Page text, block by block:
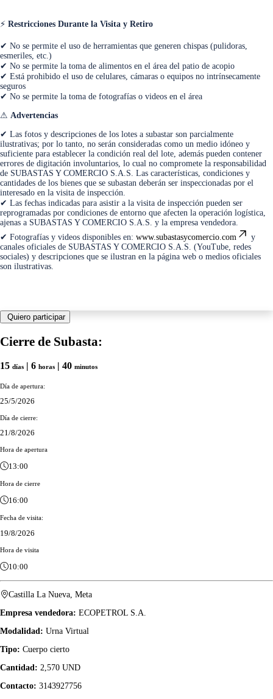
⚡ Restricciones Durante la Visita y Retiro
✔ No se permite el uso de herramientas que generen chispas (pulidoras,
esmeriles, etc.)
✔ No se permite la toma de alimentos en el área del patio de acopio
✔ Está prohibido el uso de celulares, cámaras o equipos no intrínsecamente
seguros
✔ No se permite la toma de fotografías o videos en el área
⚠ Advertencias
✔ Las fotos y descripciones de los lotes a subastar son parcialmente
ilustrativas; por lo tanto, no serán consideradas como un medio idóneo y
suficiente para establecer la condición real del lote, además pueden contener
errores de digitación involuntarios, lo cual no compromete la responsabilidad
de SUBASTAS Y COMERCIO S.A.S. Las características, condiciones y
cantidades de los bienes que se subastan deberán ser inspeccionadas por el
interesado en la visita de inspección.
✔ Las fechas indicadas para asistir a la visita de inspección pueden ser
reprogramadas por condiciones de entorno que afecten la operación logística,
ajenas a SUBASTAS Y COMERCIO S.A.S. y la empresa vendedora.
✔ Fotografías y videos disponibles en: www.subastasycomercio.com
y
canales oficiales de SUBASTAS Y COMERCIO S.A.S. (YouTube, redes
sociales) y descripciones que se ilustran en la página web o medios oficiales
son ilustrativas.
Quiero participar
Cierre de Subasta:
15 días | 6 horas | 40 minutos
Día de apertura:
25/5/2026
Día de cierre:
21/8/2026
Hora de apertura
13:00
Hora de cierre
16:00
Fecha de visita:
19/8/2026
Hora de visita
10:00
Castilla La Nueva, Meta
Empresa vendedora: ECOPETROL S.A.
Modalidad: Urna Virtual
Tipo: Cuerpo cierto
Cantidad: 2,570 UND
Contacto: 3143927756